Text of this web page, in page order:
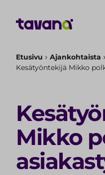
Etusivu
Ajankohtaista
Kesätyöntekijä Mikko
Mikko